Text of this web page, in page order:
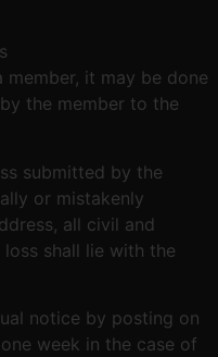
it may be done
the member to the
submitted by the
or mistakenly
all civil and
shall lie with the
notice by posting on
week in the case of